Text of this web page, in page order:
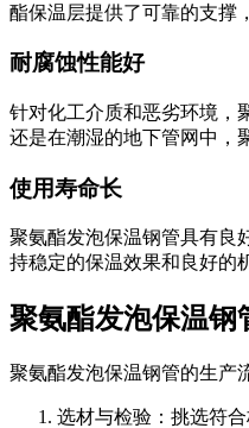
酯保温层提供了可靠的支撑
耐腐蚀性能好
针对化工介质和恶劣环境，
还是在潮湿的地下管网中，
使用寿命长
聚氨酯发泡保温钢管具有良
持稳定的保温效果和良好的
聚氨酯发泡保温钢
聚氨酯发泡保温钢管的生产
选材与检验‌：挑选符